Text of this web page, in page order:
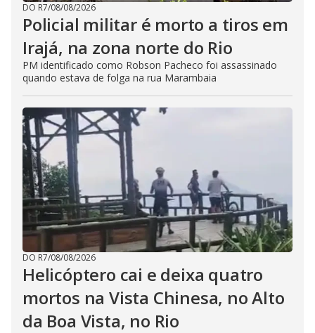
DO R7/08/08/2026
Policial militar é morto a tiros em
Irajá, na zona norte do Rio
PM identificado como Robson Pacheco foi assassinado
quando estava de folga na rua Marambaia
DO R7/08/08/2026
Helicóptero cai e deixa quatro
mortos na Vista Chinesa, no Alto
da Boa Vista, no Rio